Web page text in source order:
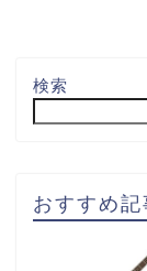
検索
おすすめ記